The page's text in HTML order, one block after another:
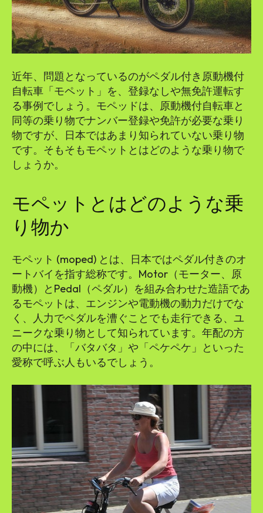
近年、問題となっているのがペダル付き原動機付
自転車「モペット」を、登録なしや無免許運転す
る事例でしょう。モペッドは、原動機付自転車と
同等の乗り物でナンバー登録や免許が必要な乗り
物ですが、日本ではあまり知られていない乗り物
です。そもそもモペットとはどのような乗り物で
しょうか。
モペットとはどのような乗
り物か
モペット (moped) とは、日本ではペダル付きのオ
ートバイを指す総称です。Motor（モーター、原
動機）とPedal（ペダル）を組み合わせた造語であ
るモペットは、エンジンや電動機の動力だけでな
く、人力でペダルを漕ぐことでも走行できる、ユ
ニークな乗り物として知られています。年配の方
の中には、「バタバタ」や「ペケペケ」といった
愛称で呼ぶ人もいるでしょう。